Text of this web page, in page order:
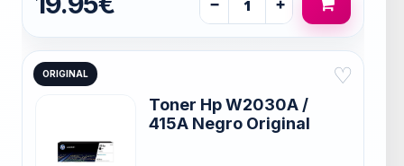
− +
ORIGINAL ♡
Toner Hp W2030A /
415A Negro Original